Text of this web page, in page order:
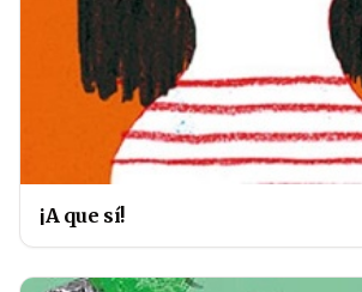
¡A que sí!